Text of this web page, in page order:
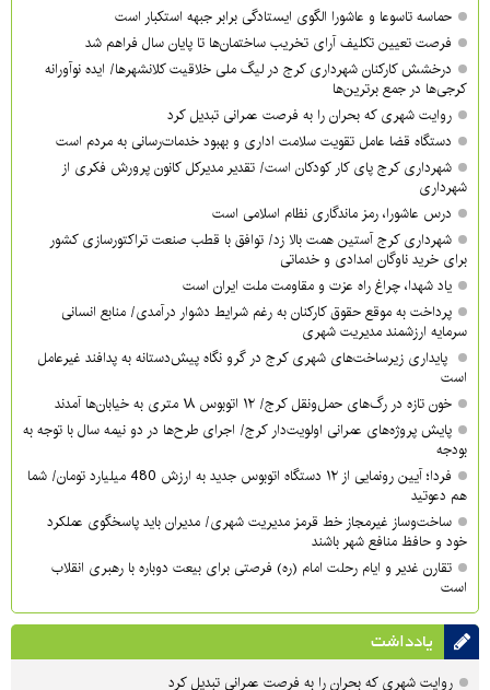
حماسه تاسوعا و عاشورا الگوی ایستادگی برابر جبهه استکبار است
فرصت تعیین تکلیف آرای تخریب ساختمان‌ها تا پایان سال فراهم شد
درخشش کارکنان شهرداری کرج در لیگ ملی خلاقیت کلانشهرها/ ایده نوآورانه
کرجی‌ها در جمع برترین‌ها
روایت شهری که بحران را به فرصت عمرانی تبدیل کرد
دستگاه قضا عامل تقویت سلامت اداری و بهبود خدمات‌رسانی به مردم است
شهرداری کرج پای کار کودکان است/ تقدیر مدیرکل کانون پرورش فکری از
شهرداری
درس عاشورا، رمز ماندگاری نظام اسلامی است
شهرداری کرج آستین همت بالا زد/ توافق با قطب صنعت تراکتورسازی کشور
برای خرید ناوگان امدادی و خدماتی
یاد شهدا، چراغ راه عزت و مقاومت ملت ایران است
پرداخت به موقع حقوق کارکنان به رغم شرایط دشوار درآمدی/ منابع انسانی
سرمایه ارزشمند مدیریت شهری
پایداری زیرساخت‌های شهری کرج در گرو نگاه پیش‌دستانه به پدافند غیرعامل
است
خون تازه در رگ‌های حمل‌ونقل کرج/ ۱۲ اتوبوس ۱۸ متری به خیابان‌ها آمدند
پایش پروژه‌های عمرانی اولویت‌دار کرج/ اجرای طرح‌ها در دو نیمه سال با توجه به
بودجه
فردا؛ آیین رونمایی از ۱۲ دستگاه اتوبوس جدید به ارزش 480 میلیارد تومان/ شما
هم دعوتید
ساخت‌وساز غیرمجاز خط قرمز مدیریت شهری‌/ مدیران باید پاسخگوی عملکرد
خود و حافظ منافع شهر باشند
تقارن غدیر و ایام رحلت امام (ره) فرصتی برای بیعت دوباره با رهبری انقلاب
است
یادداشت
روایت شهری که بحران را به فرصت عمرانی تبدیل کرد